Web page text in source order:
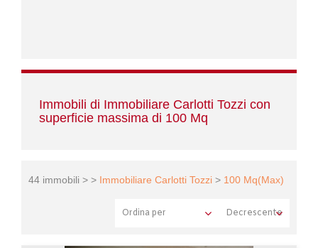
Immobili di Immobiliare Carlotti Tozzi con
superficie massima di 100 Mq
44 immobili > > Immobiliare Carlotti Tozzi > 100 Mq(Max)